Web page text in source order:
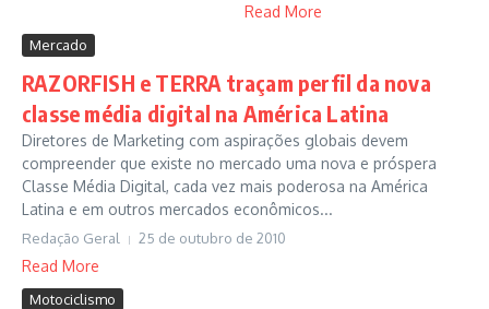
Read More
Mercado
RAZORFISH e TERRA traçam perfil da nova
classe média digital na América Latina
Diretores de Marketing com aspirações globais devem
compreender que existe no mercado uma nova e próspera
Classe Média Digital, cada vez mais poderosa na América
Latina e em outros mercados econômicos...
Redação Geral 25 de outubro de 2010
Read More
Motociclismo